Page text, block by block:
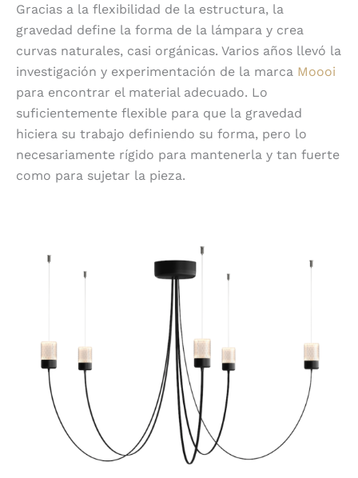
Gracias a la flexibilidad de la estructura, la
gravedad define la forma de la lámpara y crea
curvas naturales, casi orgánicas. Varios años llevó la
investigación y experimentación de la marca Moooi
para encontrar el material adecuado. Lo
suficientemente flexible para que la gravedad
hiciera su trabajo definiendo su forma, pero lo
necesariamente rígido para mantenerla y tan fuerte
como para sujetar la pieza.